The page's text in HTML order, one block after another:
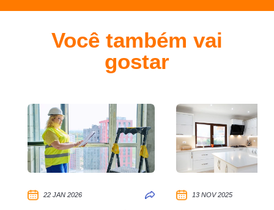
Você também vai
gostar
22 JAN 2026 13 NOV 2025